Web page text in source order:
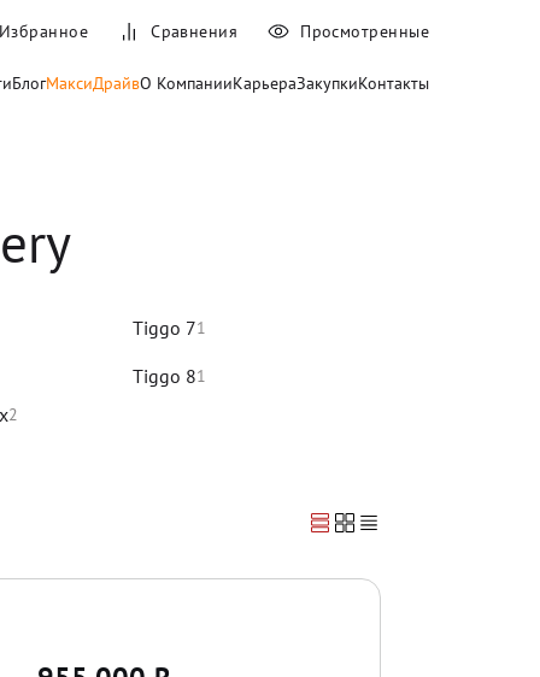
БлогМаксиДрайвО КомпанииКарьераЗакупкиКонтакты
Избранное Сравнения Просмотренные
2
Tiggo 71
Tiggo 81